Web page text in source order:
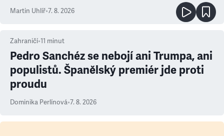
Martin Uhlíř•7. 8. 2026
Zahraničí•11 minut
Pedro Sanchéz se nebojí ani Trumpa, ani
populistů. Španělský premiér jde proti
proudu
Dominika Perlínová•7. 8. 2026